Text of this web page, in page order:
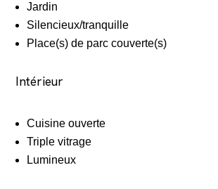
Jardin
Silencieux/tranquille
Place(s) de parc couverte(s)
Intérieur
Cuisine ouverte
Triple vitrage
Lumineux